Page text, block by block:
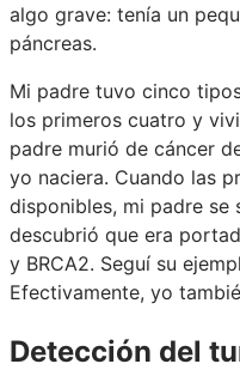
algo grave: tenía un
páncreas.
Mi padre tuvo cinco
los primeros cuatro y
padre murió de cáncer
yo naciera. Cuando las
disponibles, mi padre se
descubrió que era
y BRCA2. Seguí su
Efectivamente, yo
Detección del